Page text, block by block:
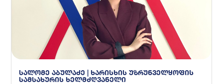
სალომე აბულაძე | ხარისხის უზრუნველყოფის
სამსახურის ხელმძღვანელი